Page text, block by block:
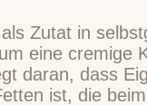
Zutat in
eine cremige
daran, dass
ist, die